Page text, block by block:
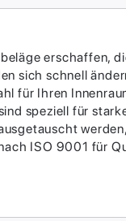
erschaffen,
sich schnell
für Ihren
speziell für
ISO 9001 für